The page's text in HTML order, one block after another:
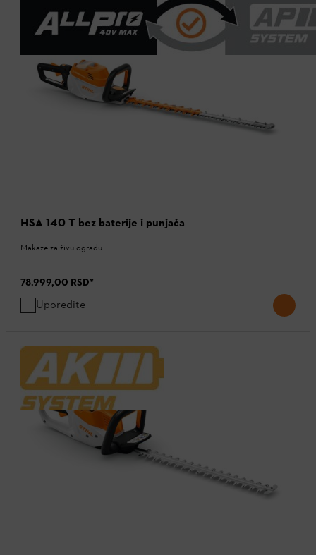
HSA 140 T bez baterije i punjača
Makaze za živu ogradu
78.999,00 RSD*
Uporedite